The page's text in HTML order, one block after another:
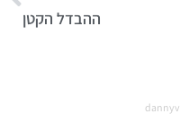
ההבדל הקטן